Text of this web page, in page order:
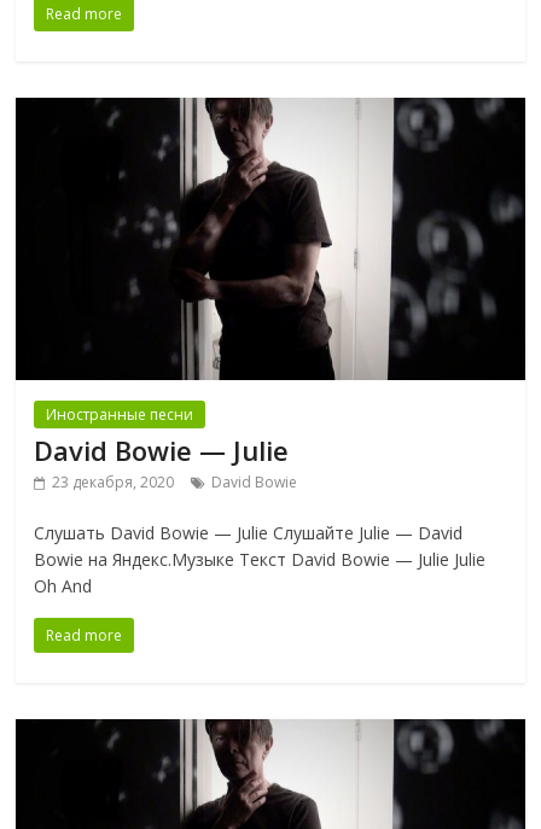
Read more
Иностранные песни
David Bowie — Julie
23 декабря, 2020 David Bowie
Слушать David Bowie — Julie Слушайте Julie — David
Bowie на Яндекс.Музыке Текст David Bowie — Julie Julie
Oh And
Read more